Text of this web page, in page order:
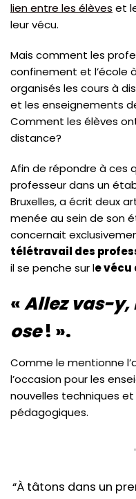
lien entre les élèves et
leur vécu.
Mais comment les
confinement et l’école
organisés les cours à
et les enseignements
Comment les élèves
distance?
Afin de répondre à ces
professeur dans un
Bruxelles, a écrit deux
menée au sein de son
concernait
télétravail des
il se penche sur le vécu
«Allez vas-
ose! ».
Comme le mentionne
l’occasion pour les
nouvelles techniques
pédagogiques.
“À tâtons dans un